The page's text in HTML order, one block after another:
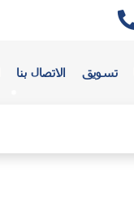
تسويق الاتصال بنا